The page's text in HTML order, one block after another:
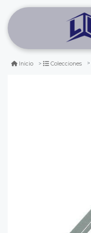
Inicio Colecciones